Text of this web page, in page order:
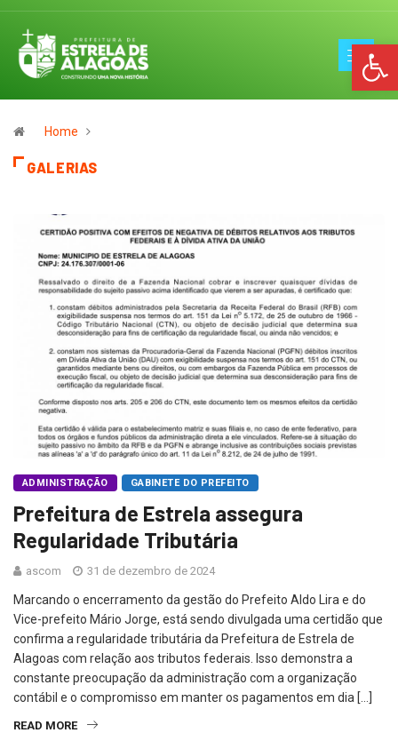
Home
GALERIAS
ADMINISTRAÇÃO GABINETE DO PREFEITO
Prefeitura de Estrela assegura
Regularidade Tributária
ascom 31 de dezembro de 2024
Marcando o encerramento da gestão do Prefeito Aldo Lira e do
Vice-prefeito Mário Jorge, está sendo divulgada uma certidão que
confirma a regularidade tributária da Prefeitura de Estrela de
Alagoas com relação aos tributos federais. Isso demonstra a
constante preocupação da administração com a organização
contábil e o compromisso em manter os pagamentos em dia […]
READ MORE